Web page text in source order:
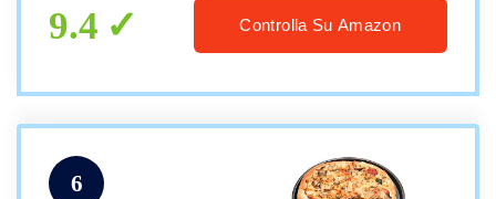
9.4 Controlla Su Amazon
6